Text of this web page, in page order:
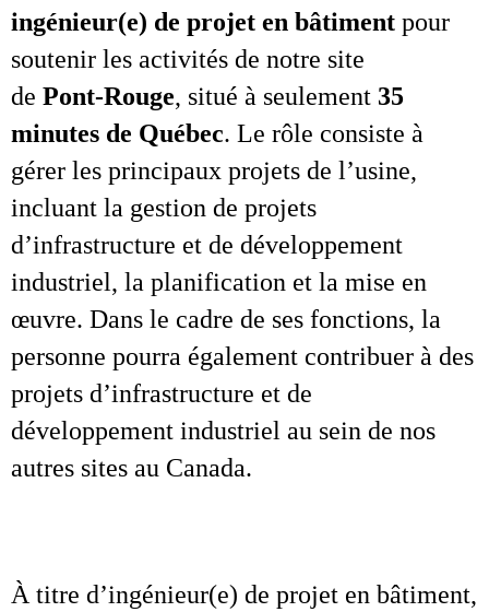
ingénieur(e) de projet en bâtiment pour
soutenir les activités de notre site
de Pont‑Rouge, situé à seulement 35
minutes de Québec. Le rôle consiste à
gérer les principaux projets de l’usine,
incluant la gestion de projets
d’infrastructure et de développement
industriel, la planification et la mise en
œuvre. Dans le cadre de ses fonctions, la
personne pourra également contribuer à des
projets d’infrastructure et de
développement industriel au sein de nos
autres sites au Canada.
À titre d’ingénieur(e) de projet en bâtiment,